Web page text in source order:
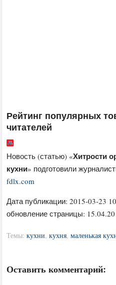
Рейтинг популярных
читателей
Новость (статью) «Хитрости
кухни» подготовили
fdlx.com
Дата публикации:2015-03-23
обновление страницы:
Темы:кухни,кухня,маленькая
Оставить комментарий: